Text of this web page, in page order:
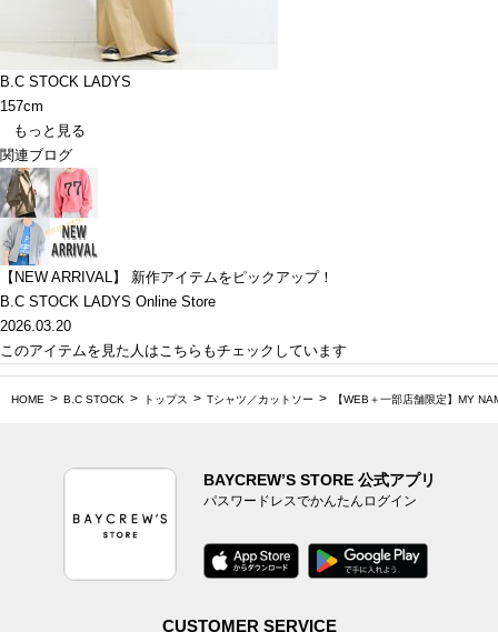
B.C STOCK LADYS
157cm
もっと見る
関連ブログ
【NEW ARRIVAL】 新作アイテムをピックアップ！
B.C STOCK LADYS Online Store
2026.03.20
このアイテムを見た人はこちらもチェックしています
HOME B.C STOCK トップス Tシャツ／カットソー 【WEB＋一部店舗限定】MY
BAYCREW’S STORE 公式アプリ
パスワードレスでかんたんログイン
CUSTOMER SERVICE